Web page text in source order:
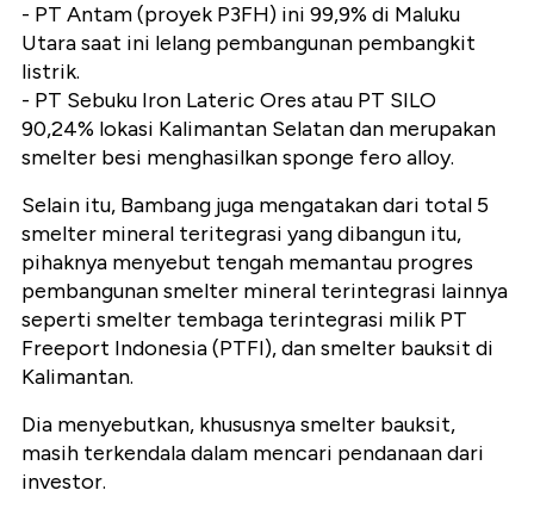
- PT Antam (proyek P3FH) ini 99,9% di Maluku
Utara saat ini lelang pembangunan pembangkit
listrik.
- PT Sebuku Iron Lateric Ores atau PT SILO
90,24% lokasi Kalimantan Selatan dan merupakan
smelter besi menghasilkan sponge fero alloy.
Selain itu, Bambang juga mengatakan dari total 5
smelter mineral teritegrasi yang dibangun itu,
pihaknya menyebut tengah memantau progres
pembangunan smelter mineral terintegrasi lainnya
seperti smelter tembaga terintegrasi milik PT
Freeport Indonesia (PTFI), dan smelter bauksit di
Kalimantan.
Dia menyebutkan, khususnya smelter bauksit,
masih terkendala dalam mencari pendanaan dari
investor.